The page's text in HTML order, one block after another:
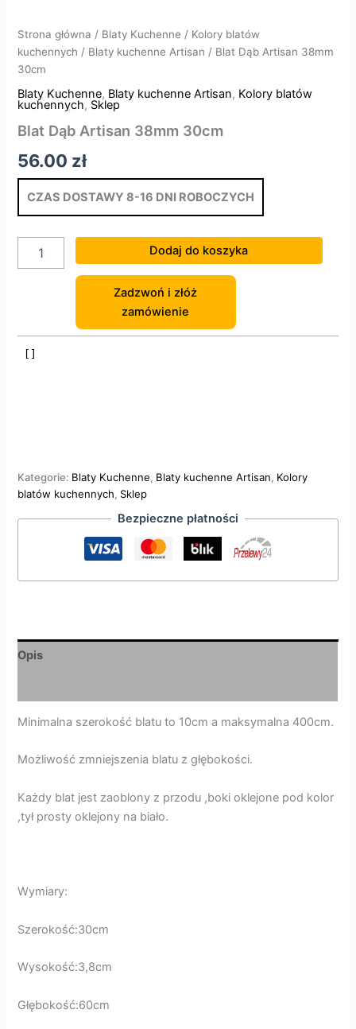
Strona główna / Blaty Kuchenne / Kolory blatów
kuchennych / Blaty kuchenne Artisan / Blat Dąb Artisan 38mm
30cm
Blaty Kuchenne, Blaty kuchenne Artisan, Kolory blatów
kuchennych, Sklep
Blat Dąb Artisan 38mm 30cm
56.00 zł
CZAS DOSTAWY 8-16 DNI ROBOCZYCH
Dodaj do koszyka
Zadzwoń i złóż
zamówienie
Kategorie: Blaty Kuchenne, Blaty kuchenne Artisan, Kolory
blatów kuchennych, Sklep
Bezpieczne płatności
Opis
Minimalna szerokość blatu to 10cm a maksymalna 400cm.
Możliwość zmniejszenia blatu z głębokości.
Każdy blat jest zaoblony z przodu ,boki oklejone pod kolor
,tył prosty oklejony na biało.
Wymiary:
Szerokość:30cm
Wysokość:3,8cm
Głębokość:60cm